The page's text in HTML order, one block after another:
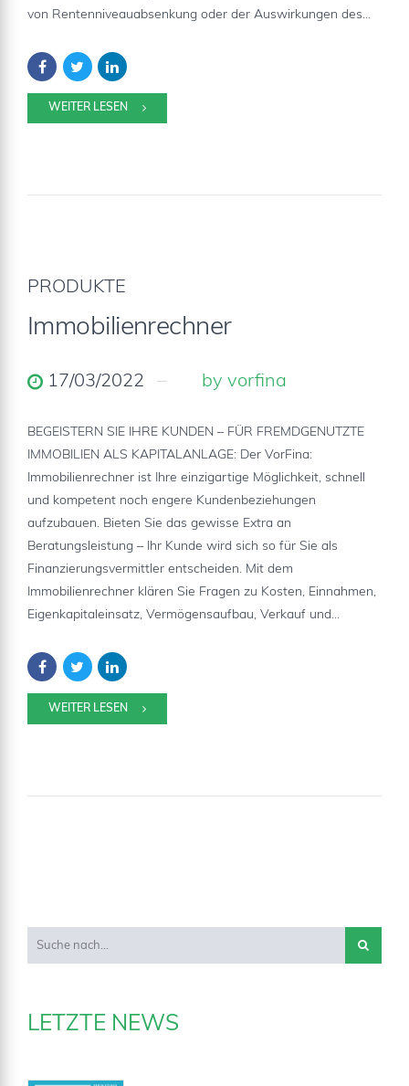
von Rentenniveauabsenkung oder der Auswirkungen des...
WEITER LESEN
PRODUKTE
Immobilienrechner
17/03/2022 by vorfina
BEGEISTERN SIE IHRE KUNDEN – FÜR FREMDGENUTZTE
IMMOBILIEN ALS KAPITALANLAGE: Der VorFina:
Immobilienrechner ist Ihre einzigartige Möglichkeit, schnell
und kompetent noch engere Kundenbeziehungen
aufzubauen. Bieten Sie das gewisse Extra an
Beratungsleistung – Ihr Kunde wird sich so für Sie als
Finanzierungsvermittler entscheiden. Mit dem
Immobilienrechner klären Sie Fragen zu Kosten, Einnahmen,
Eigenkapitaleinsatz, Vermögensaufbau, Verkauf und...
WEITER LESEN
LETZTE NEWS